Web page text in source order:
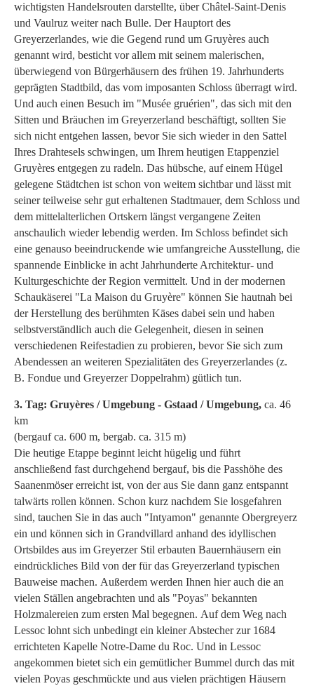
wichtigsten Handelsrouten darstellte, über Châtel-Saint-Denis
und Vaulruz weiter nach Bulle. Der Hauptort des
Greyerzerlandes, wie die Gegend rund um Gruyères auch
genannt wird, besticht vor allem mit seinem malerischen,
überwiegend von Bürgerhäusern des frühen 19. Jahrhunderts
geprägten Stadtbild, das vom imposanten Schloss überragt wird.
Und auch einen Besuch im "Musée gruérien", das sich mit den
Sitten und Bräuchen im Greyerzerland beschäftigt, sollten Sie
sich nicht entgehen lassen, bevor Sie sich wieder in den Sattel
Ihres Drahtesels schwingen, um Ihrem heutigen Etappenziel
Gruyères entgegen zu radeln. Das hübsche, auf einem Hügel
gelegene Städtchen ist schon von weitem sichtbar und lässt mit
seiner teilweise sehr gut erhaltenen Stadtmauer, dem Schloss und
dem mittelalterlichen Ortskern längst vergangene Zeiten
anschaulich wieder lebendig werden. Im Schloss befindet sich
eine genauso beeindruckende wie umfangreiche Ausstellung, die
spannende Einblicke in acht Jahrhunderte Architektur- und
Kulturgeschichte der Region vermittelt. Und in der modernen
Schaukäserei "La Maison du Gruyère" können Sie hautnah bei
der Herstellung des berühmten Käses dabei sein und haben
selbstverständlich auch die Gelegenheit, diesen in seinen
verschiedenen Reifestadien zu probieren, bevor Sie sich zum
Abendessen an weiteren Spezialitäten des Greyerzerlandes (z.
B. Fondue und Greyerzer Doppelrahm) gütlich tun.
3. Tag: Gruyères / Umgebung - Gstaad / Umgebung, ca. 46
km
(bergauf ca. 600 m, bergab. ca. 315 m)
Die heutige Etappe beginnt leicht hügelig und führt
anschließend fast durchgehend bergauf, bis die Passhöhe des
Saanenmöser erreicht ist, von der aus Sie dann ganz entspannt
talwärts rollen können. Schon kurz nachdem Sie losgefahren
sind, tauchen Sie in das auch "Intyamon" genannte Obergreyerz
ein und können sich in Grandvillard anhand des idyllischen
Ortsbildes aus im Greyerzer Stil erbauten Bauernhäusern ein
eindrückliches Bild von der für das Greyerzerland typischen
Bauweise machen. Außerdem werden Ihnen hier auch die an
vielen Ställen angebrachten und als "Poyas" bekannten
Holzmalereien zum ersten Mal begegnen. Auf dem Weg nach
Lessoc lohnt sich unbedingt ein kleiner Abstecher zur 1684
errichteten Kapelle Notre-Dame du Roc. Und in Lessoc
angekommen bietet sich ein gemütlicher Bummel durch das mit
vielen Poyas geschmückte und aus vielen prächtigen Häusern